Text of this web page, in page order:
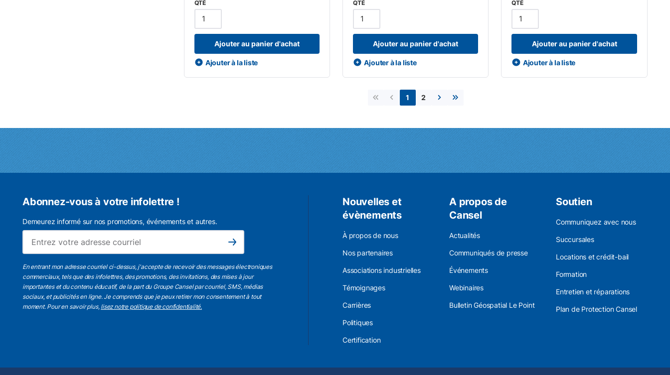
QTÉ
Ajouter au panier d'achat
Ajouter à la liste
QTÉ
Ajouter au panier d'achat
Ajouter à la liste
QTÉ
Ajouter au panier d'achat
Ajouter à la liste
Première page
Page précédente
1 2
Page suivante
Dernière page
Abonnez-vous à votre infolettre !
Demeurez informé sur nos promotions, événements et autres.
Subscribe
L'adresse électronique est obligatoire.
En entrant mon adresse courriel ci-dessus, j'accepte de recevoir des messages électroniques
commerciaux, tels que des infolettres, des promotions, des invitations, des mises à jour
importantes et du contenu éducatif, de la part du Groupe Cansel par courriel, SMS, médias
sociaux, et publicités en ligne. Je comprends que je peux retirer mon consentement à tout
moment. Pour en savoir plus, lisez notre politique de confidentialité.
Nouvelles et
évènements
À propos de nous
Nos partenaires
Associations industrielles
Témoignages
Carrières
Politiques
Certification
A propos de
Cansel
Actualités
Communiqués de presse
Événements
Webinaires
Bulletin Géospatial Le Point
Soutien
Communiquez avec nous
Succursales
Locations et crédit-bail
Formation
Entretien et réparations
Plan de Protection Cansel